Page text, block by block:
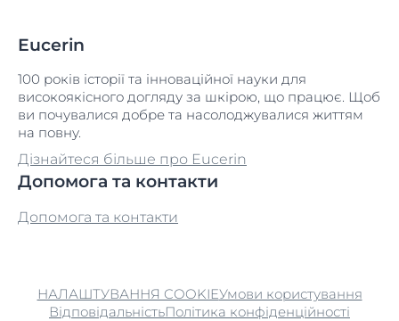
Eucerin
100 років історії та інноваційної науки для
високоякісного догляду за шкірою, що працює. Щоб
ви почувалися добре та насолоджувалися життям
на повну.
Дізнайтеся більше про Eucerin
Допомога та контакти
Допомога та контакти
НАЛАШТУВАННЯ COOKIEУмови користування
ВідповідальністьПолітика конфіденційності